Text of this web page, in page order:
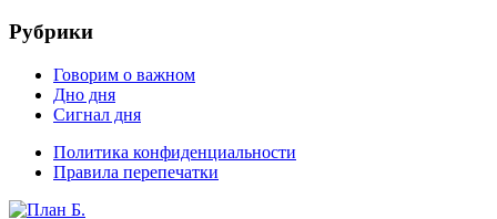
Рубрики
Говорим о важном
Дно дня
Сигнал дня
Политика конфиденциальности
Правила перепечатки